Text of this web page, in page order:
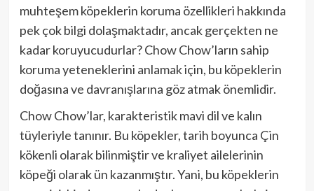
muhteşem köpeklerin koruma özellikleri hakkında
pek çok bilgi dolaşmaktadır, ancak gerçekten ne
kadar koruyucudurlar? Chow Chow’ların sahip
koruma yeteneklerini anlamak için, bu köpeklerin
doğasına ve davranışlarına göz atmak önemlidir.
Chow Chow’lar, karakteristik mavi dil ve kalın
tüyleriyle tanınır. Bu köpekler, tarih boyunca Çin
kökenli olarak bilinmiştir ve kraliyet ailelerinin
köpeği olarak ün kazanmıştır. Yani, bu köpeklerin